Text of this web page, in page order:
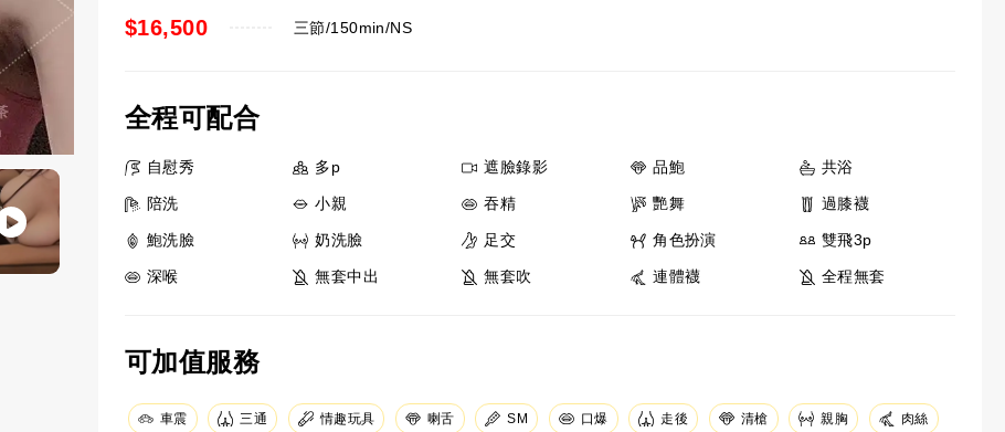
三節/150min/NS
$16,500
全程可配合
自慰秀 多p 遮臉錄影 品鮑 共浴
陪洗 小親 吞精 艷舞 過膝襪
鮑洗臉 奶洗臉 足交 角色扮演 雙飛3p
深喉 無套中出 無套吹 連體襪 全程無套
可加值服務
車震 三通 情趣玩具 喇舌 SM 口爆 走後 清槍 親胸 肉絲